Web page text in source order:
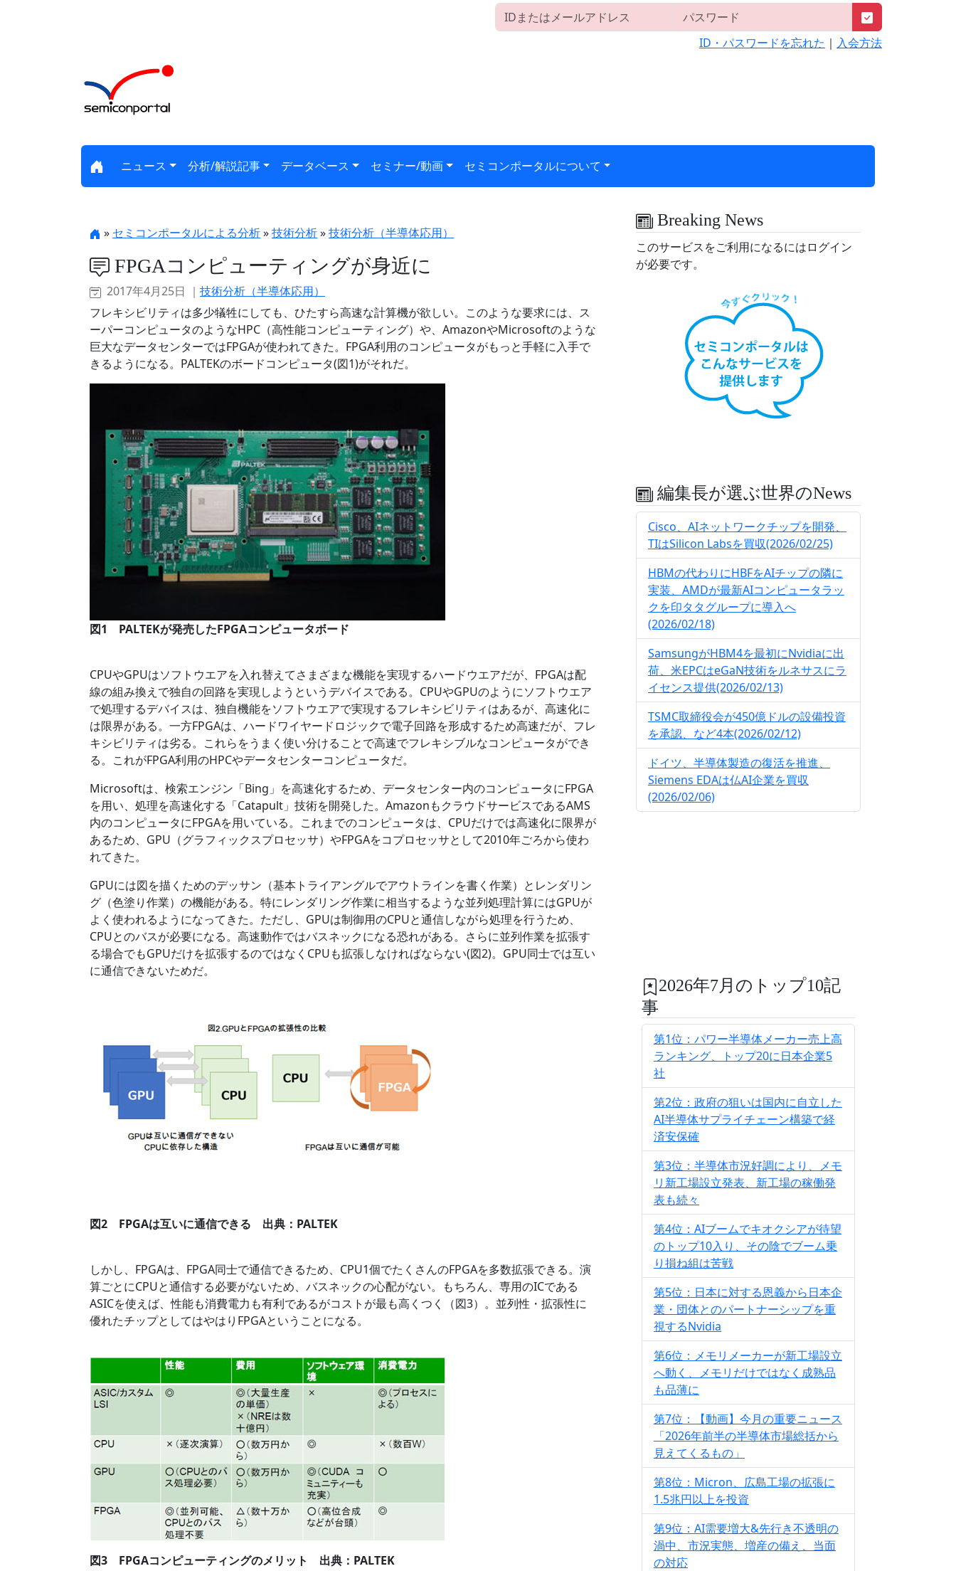
ID・パスワードを忘れた ｜ 入会方法
ニュース 分析/解説記事 データベース セミナー/動画 セミコンポータルについて
» セミコンポータルによる分析»技術分析»技術分析（半導体応用）
FPGAコンピューティングが身近に
2017年4月25日 ｜ 技術分析（半導体応用）
フレキシビリティは多少犠牲にしても、ひたすら高速な計算機が欲しい。このような要求には、ス
ーパーコンピュータのようなHPC（高性能コンピューティング）や、AmazonやMicrosoftのような
巨大なデータセンターではFPGAが使われてきた。FPGA利用のコンピュータがもっと手軽に入手で
きるようになる。PALTEKのボードコンピュータ(図1)がそれだ。
図1 PALTEKが発売したFPGAコンピュータボード
CPUやGPUはソフトウエアを入れ替えてさまざまな機能を実現するハードウエアだが、FPGAは配
線の組み換えで独自の回路を実現しようというデバイスである。CPUやGPUのようにソフトウエア
で処理するデバイスは、独自機能をソフトウエアで実現するフレキシビリティはあるが、高速化に
は限界がある。一方FPGAは、ハードワイヤードロジックで電子回路を形成するため高速だが、フレ
キシビリティは劣る。これらをうまく使い分けることで高速でフレキシブルなコンピュータができ
る。これがFPGA利用のHPCやデータセンターコンピュータだ。
Microsoftは、検索エンジン「Bing」を高速化するため、データセンター内のコンピュータにFPGA
を用い、処理を高速化する「Catapult」技術を開発した。AmazonもクラウドサービスであるAMS
内のコンピュータにFPGAを用いている。これまでのコンピュータは、CPUだけでは高速化に限界が
あるため、GPU（グラフィックスプロセッサ）やFPGAをコプロセッサとして2010年ごろから使わ
れてきた。
GPUには図を描くためのデッサン（基本トライアングルでアウトラインを書く作業）とレンダリン
グ（色塗り作業）の機能がある。特にレンダリング作業に相当するような並列処理計算にはGPUが
よく使われるようになってきた。ただし、GPUは制御用のCPUと通信しながら処理を行うため、
CPUとのバスが必要になる。高速動作ではバスネックになる恐れがある。さらに並列作業を拡張す
る場合でもGPUだけを拡張するのではなくCPUも拡張しなければならない(図2)。GPU同士では互い
に通信できないためだ。
図2 FPGAは互いに通信できる 出典：PALTEK
しかし、FPGAは、FPGA同士で通信できるため、CPU1個でたくさんのFPGAを多数拡張できる。演
算ごとにCPUと通信する必要がないため、バスネックの心配がない。もちろん、専用のICである
ASICを使えば、性能も消費電力も有利であるがコストが最も高くつく（図3）。並列性・拡張性に
優れたチップとしてはやはりFPGAということになる。
図3 FPGAコンピューティングのメリット 出典：PALTEK
Breaking News
このサービスをご利用になるにはログイン
が必要です。
編集長が選ぶ世界のNews
Cisco、AIネットワークチップを開発、
TIはSilicon Labsを買収(2026/02/25)
HBMの代わりにHBFをAIチップの隣に
実装、AMDが最新AIコンピュータラッ
クを印タタグループに導入へ
(2026/02/18)
SamsungがHBM4を最初にNvidiaに出
荷、米EPCはeGaN技術をルネサスにラ
イセンス提供(2026/02/13)
TSMC取締役会が450億ドルの設備投資
を承認、など4本(2026/02/12)
ドイツ、半導体製造の復活を推進、
Siemens EDAは仏AI企業を買収
(2026/02/06)
2026年7月のトップ10記
事
第1位：パワー半導体メーカー売上高
ランキング、トップ20に日本企業5
社
第2位：政府の狙いは国内に自立した
AI半導体サプライチェーン構築で経
済安保確
第3位：半導体市況好調により、メモ
リ新工場設立発表、新工場の稼働発
表も続々
第4位：AIブームでキオクシアが待望
のトップ10入り、その陰でブーム乗
り損ね組は苦戦
第5位：日本に対する恩義から日本企
業・団体とのパートナーシップを重
視するNvidia
第6位：メモリメーカーが新工場設立
へ動く、メモリだけではなく成熟品
も品薄に
第7位：【動画】今月の重要ニュース
「2026年前半の半導体市場総括から
見えてくるもの」
第8位：Micron、広島工場の拡張に
1.5兆円以上を投資
第9位：AI需要増大&先行き不透明の
渦中、市況実態、増産の備え、当面
の対応